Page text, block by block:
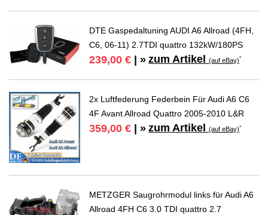
DTE Gaspedaltuning AUDI A6 Allroad (4FH,
C6, 06-11) 2.7TDI quattro 132kW/180PS
239,00 € | » zum Artikel(auf eBay)*
2x Luftfederung Federbein Für Audi A6 C6
4F Avant Allroad Quattro 2005-2010 L&R
359,00 € | » zum Artikel(auf eBay)*
METZGER Saugrohrmodul links für Audi A6
Allroad 4FH C6 3.0 TDI quattro 2.7